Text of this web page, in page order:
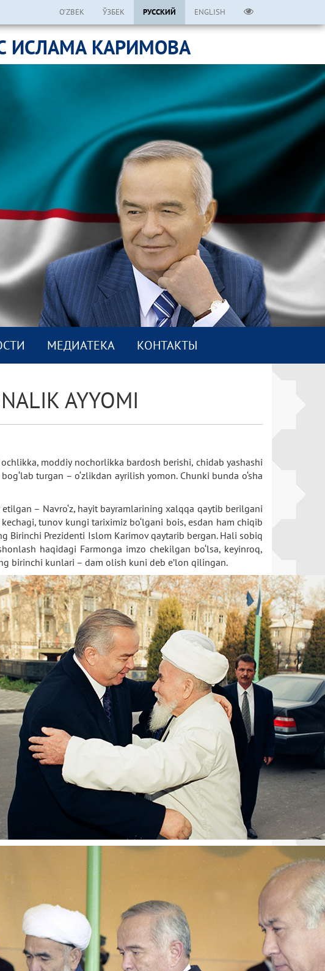
O’ZBEK ЎЗБЕК РУССКИЙ ENGLISH
ИСЛАМА КАРИМОВА
МEДИАТEКА КОНТАКТЫ
AYYOMI
moddiy nochorlikka bardosh berishi, chidab yashashi
turgan – o‘zlikdan ayrilish yomon. Chunki bunda o‘sha
– Navro‘z, hayit bayramlarining xalqqa qaytib berilgani
tunov kungi tariximiz bo‘lgani bois, esdan ham chiqib
Birinchi Prezidenti Islom Karimov qaytarib bergan. Hali sobiq
haqidagi Farmonga imzo chekilgan bo‘lsa, keyinroq,
birinchi kunlari – dam olish kuni deb e’lon qilingan.